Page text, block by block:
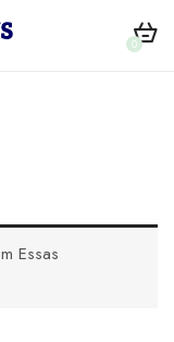
0
Essas